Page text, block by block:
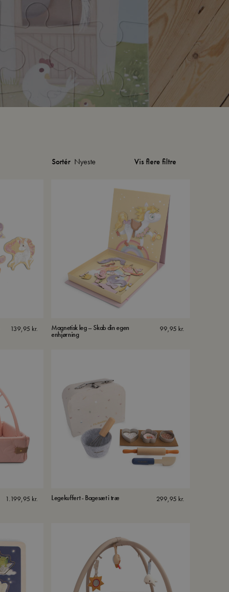
Sortér Vis flere filtre
139,95 kr. Magnetisk leg – Skab din egen
enhjørning
99,95 kr.
1.199,95 kr. Legekuffert - Bagesæt i træ 299,95 kr.